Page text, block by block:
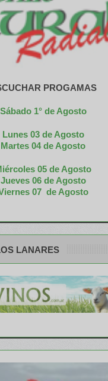
PROGAMAS
Sábado 1° de Agosto
Lunes 03 de Agosto
Martes 04 de Agosto
05 de Agosto
Jueves 06 de Agosto
07 de Agosto
LANARES